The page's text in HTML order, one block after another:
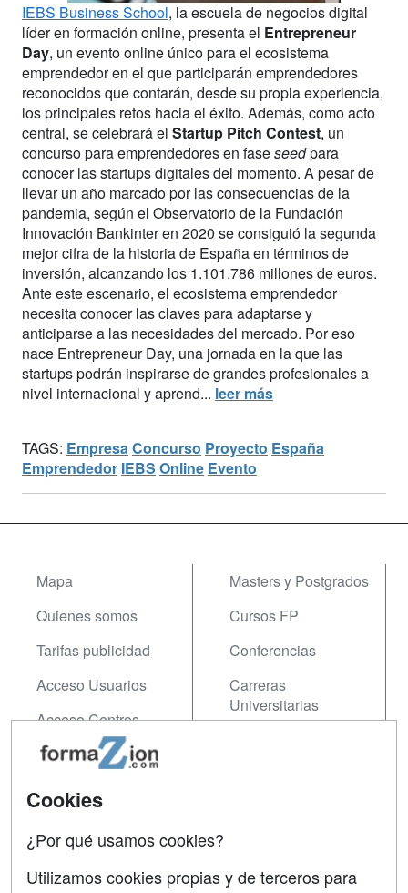
IEBS Business School, la escuela de negocios digital
líder en formación online, presenta el Entrepreneur
Day, un evento online único para el ecosistema
emprendedor en el que participarán emprendedores
reconocidos que contarán, desde su propia experiencia,
los principales retos hacia el éxito. Además, como acto
central, se celebrará el Startup Pitch Contest, un
concurso para emprendedores en faseseedpara
conocer las startups digitales del momento. A pesar de
llevar un año marcado por las consecuencias de la
pandemia, según el Observatorio de la Fundación
Innovación Bankinter en 2020 se consiguió la segunda
mejor cifra de la historia de España en términos de
inversión, alcanzando los 1.101.786 millones de euros.
Ante este escenario, el ecosistema emprendedor
necesita conocer las claves para adaptarse y
anticiparse a las necesidades del mercado. Por eso
nace Entrepreneur Day, una jornada en la que las
startups podrán inspirarse de grandes profesionales a
nivel internacional y aprend... leer más
TAGS: Empresa Concurso Proyecto España
Emprendedor IEBS Online Evento
Mapa
Quienes somos
Tarifas publicidad
Acceso Usuarios
Acceso Centros
Masters y Postgrados
Cursos FP
Conferencias
Carreras
Universitarias
Contactar
Cookies
¿Por qué usamos cookies?
Utilizamos cookies propias y de terceros para